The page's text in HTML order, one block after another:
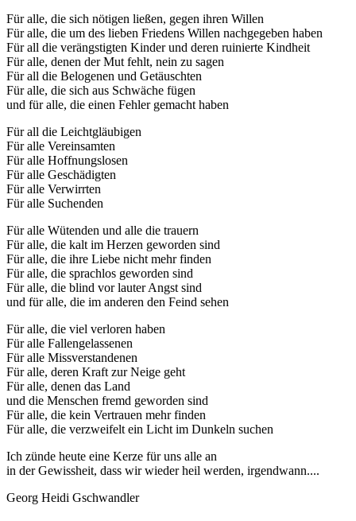
Für alle, die sich nötigen ließen, gegen ihren Willen
Für alle, die um des lieben Friedens Willen nachgegeben haben
Für all die verängstigten Kinder und deren ruinierte Kindheit
Für alle, denen der Mut fehlt, nein zu sagen
Für all die Belogenen und Getäuschten
Für alle, die sich aus Schwäche fügen
und für alle, die einen Fehler gemacht haben
Für all die Leichtgläubigen
Für alle Vereinsamten
Für alle Hoffnungslosen
Für alle Geschädigten
Für alle Verwirrten
Für alle Suchenden
Für alle Wütenden und alle die trauern
Für alle, die kalt im Herzen geworden sind
Für alle, die ihre Liebe nicht mehr finden
Für alle, die sprachlos geworden sind
Für alle, die blind vor lauter Angst sind
und für alle, die im anderen den Feind sehen
Für alle, die viel verloren haben
Für alle Fallengelassenen
Für alle Missverstandenen
Für alle, deren Kraft zur Neige geht
Für alle, denen das Land
und die Menschen fremd geworden sind
Für alle, die kein Vertrauen mehr finden
Für alle, die verzweifelt ein Licht im Dunkeln suchen
Ich zünde heute eine Kerze für uns alle an
in der Gewissheit, dass wir wieder heil werden, irgendwann....
Georg Heidi Gschwandler